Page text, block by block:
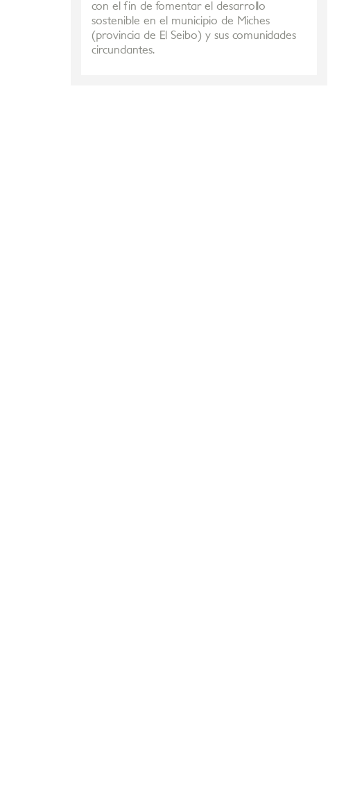
con el fin de fomentar el desarrollo
sostenible en el municipio de Miches
(provincia de El Seibo) y sus comunidades
circundantes.